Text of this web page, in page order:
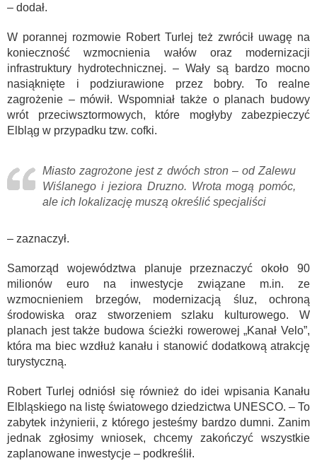
– dodał.
W porannej rozmowie Robert Turlej też zwrócił uwagę na
konieczność wzmocnienia wałów oraz modernizacji
infrastruktury hydrotechnicznej. – Wały są bardzo mocno
nasiąknięte i podziurawione przez bobry. To realne
zagrożenie – mówił. Wspomniał także o planach budowy
wrót przeciwsztormowych, które mogłyby zabezpieczyć
Elbląg w przypadku tzw. cofki.
Miasto zagrożone jest z dwóch stron – od Zalewu
Wiślanego i jeziora Druzno. Wrota mogą pomóc,
ale ich lokalizację muszą określić specjaliści
– zaznaczył.
Samorząd województwa planuje przeznaczyć około 90
milionów euro na inwestycje związane m.in. ze
wzmocnieniem brzegów, modernizacją śluz, ochroną
środowiska oraz stworzeniem szlaku kulturowego. W
planach jest także budowa ścieżki rowerowej „Kanał Velo”,
która ma biec wzdłuż kanału i stanowić dodatkową atrakcję
turystyczną.
Robert Turlej odniósł się również do idei wpisania Kanału
Elbląskiego na listę światowego dziedzictwa UNESCO. – To
zabytek inżynierii, z którego jesteśmy bardzo dumni. Zanim
jednak zgłosimy wniosek, chcemy zakończyć wszystkie
zaplanowane inwestycje – podkreślił.